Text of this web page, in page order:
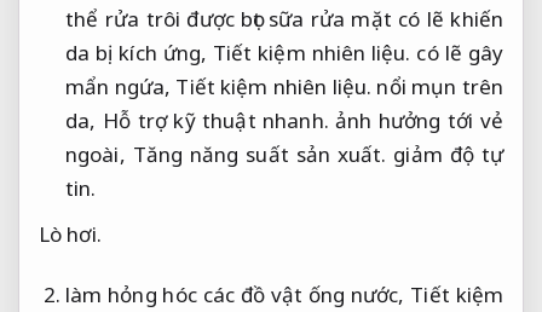
thể rửa trôi được bọt sữa rửa mặt có lẽ khiến
da bị kích ứng, Tiết kiệm nhiên liệu. có lẽ gây
mẩn ngứa, Tiết kiệm nhiên liệu. nổi mụn trên
da, Hỗ trợ kỹ thuật nhanh. ảnh hưởng tới vẻ
ngoài, Tăng năng suất sản xuất. giảm độ tự
tin.
Lò hơi.
làm hỏng hóc các đồ vật ống nước, Tiết kiệm